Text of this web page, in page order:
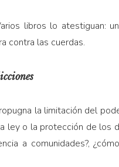
libros lo atestiguan:
contra las cuerdas.
la limitación del
ley o la protección de los
a comunidades?,